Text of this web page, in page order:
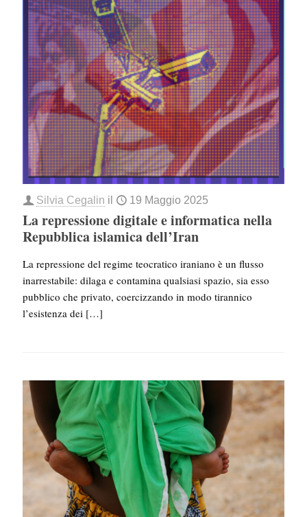
Silvia Cegalin il 19 Maggio 2025
La repressione digitale e informatica nella
Repubblica islamica dell’Iran
La repressione del regime teocratico iraniano è un flusso
inarrestabile: dilaga e contamina qualsiasi spazio, sia esso
pubblico che privato, coercizzando in modo tirannico
l’esistenza dei […]